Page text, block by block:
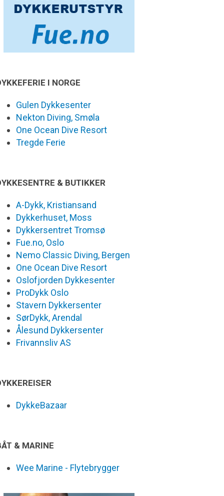
I NORGE
Gulen Dykkesenter
Nekton Diving, Smøla
One Ocean Dive Resort
Tregde Ferie
& BUTIKKER
A-Dykk, Kristiansand
Dykkerhuset, Moss
Dykkersentret Tromsø
Fue.no, Oslo
Nemo Classic Diving, Bergen
One Ocean Dive Resort
Oslofjorden Dykkesenter
ProDykk Oslo
Stavern Dykkersenter
SørDykk, Arendal
Ålesund Dykkersenter
Frivannsliv AS
DykkeBazaar
& MARINE
Wee Marine - Flytebrygger